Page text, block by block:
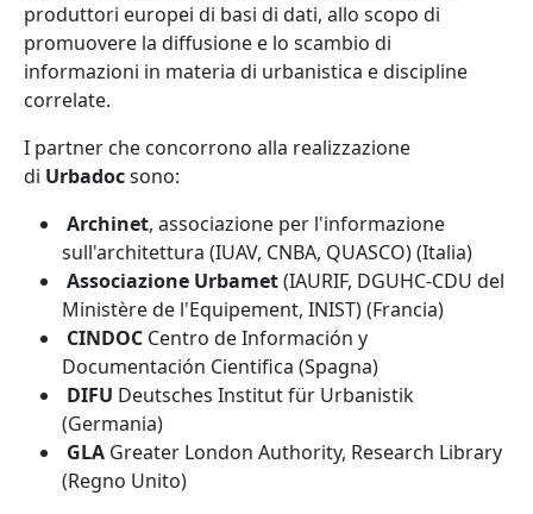
produttori europei di basi di dati, allo scopo di
promuovere la diffusione e lo scambio di
informazioni in materia di urbanistica e discipline
correlate.
I partner che concorrono alla realizzazione
di Urbadocsono:
Archinet, associazione per l'informazione
sull'architettura (IUAV, CNBA, QUASCO) (Italia)
Associazione Urbamet(IAURIF, DGUHC-CDU del
Ministère de l'Equipement, INIST) (Francia)
CINDOC Centro de Información y
Documentación Cientifica (Spagna)
DIFU Deutsches Institut für Urbanistik
(Germania)
GLA Greater London Authority, Research Library
(Regno Unito)